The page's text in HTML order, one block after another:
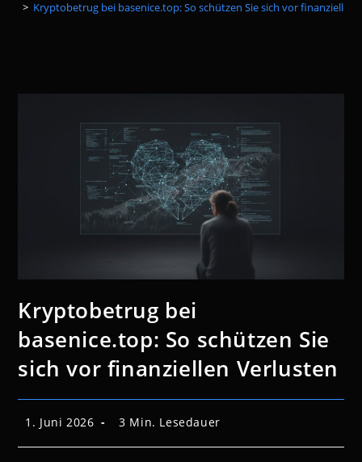
> Kryptobetrug bei basenice.top: So schützen Sie sich vor finanziellen
Kryptobetrug bei
basenice.top: So schützen Sie
sich vor finanziellen Verlusten
Beitrag
1. Juni 2026 Lesedauer:
3 Min. Lesedauer